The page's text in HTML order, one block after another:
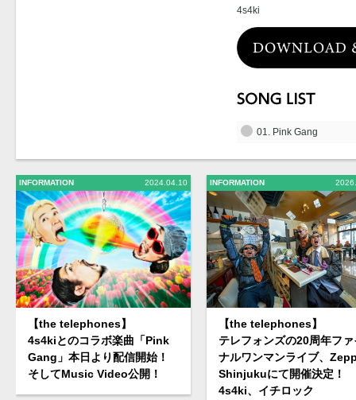
4s4ki
01. Pink Gang
INFORMATION 2024.04.10
【the telephones】
4s4kiとのコラボ楽曲「Pink
Gang」本日より配信開始！
そしてMusic Video公開！
INFORMATION
【the telephones】
テレフォンズの20周年ファ
ナルワンマンライブ、
Shinjukuにて開催決定！
4s4ki、イチロック